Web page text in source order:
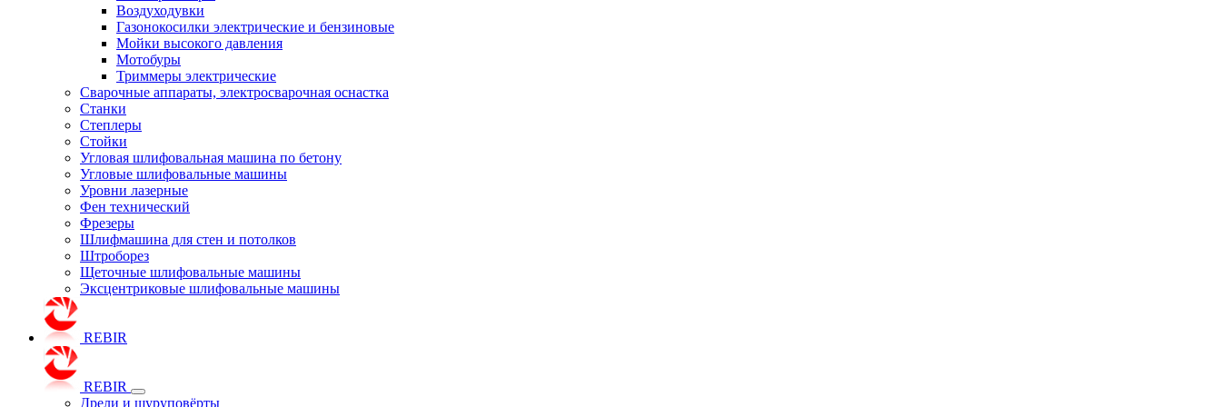
Воздуходувки
Газонокосилки электрические и бензиновые
Мойки высокого давления
Мотобуры
Триммеры электрические
Сварочные аппараты, электросварочная оснастка
Станки
Степлеры
Стойки
Угловая шлифовальная машина по бетону
Угловые шлифовальные машины
Уровни лазерные
Фен технический
Фрезеры
Шлифмашина для стен и потолков
Штроборез
Щеточные шлифовальные машины
Эксцентриковые шлифовальные машины
REBIR
REBIR
Дрели и шуруповёрты